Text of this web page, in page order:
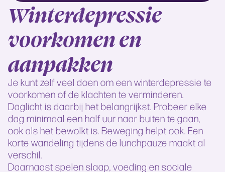
Winterdepressie
voorkomen en
aanpakken
Je kunt zelf veel doen om een winterdepressie te
voorkomen of de klachten te verminderen.
Daglicht is daarbij het belangrijkst. Probeer elke
dag minimaal een half uur naar buiten te gaan,
ook als het bewolkt is. Beweging helpt ook. Een
korte wandeling tijdens de lunchpauze maakt al
verschil.
Daarnaast spelen slaap, voeding en sociale